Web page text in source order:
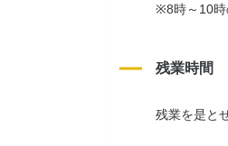
※8時～10時
残業時間
残業を是と